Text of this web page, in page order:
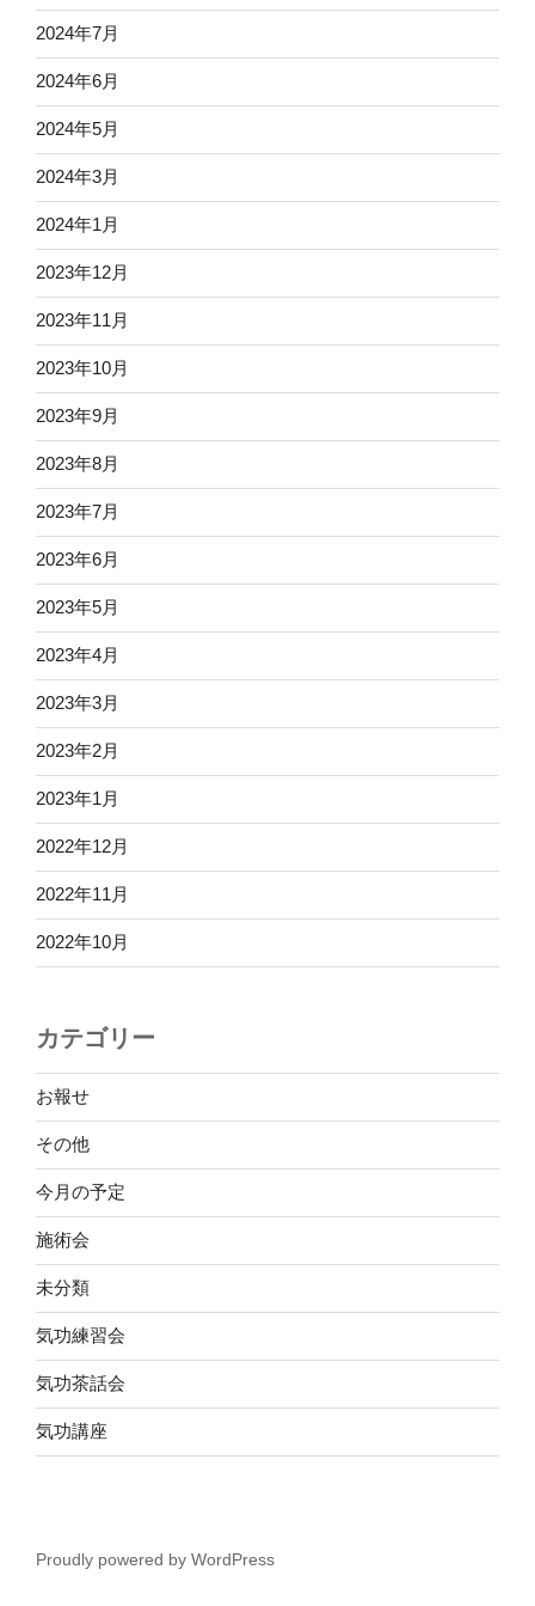
2024年7月
2024年6月
2024年5月
2024年3月
2024年1月
2023年12月
2023年11月
2023年10月
2023年9月
2023年8月
2023年7月
2023年6月
2023年5月
2023年4月
2023年3月
2023年2月
2023年1月
2022年12月
2022年11月
2022年10月
カテゴリー
お報せ
その他
今月の予定
施術会
未分類
気功練習会
気功茶話会
気功講座
Proudly powered by WordPress